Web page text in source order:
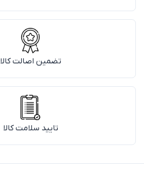
تضمین اصالت کالا
تایید سلامت کالا